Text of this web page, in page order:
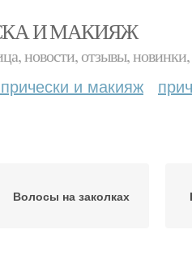
И МАКИЯЖ
новости, отзывы,
и макияж
Волосы на заколках